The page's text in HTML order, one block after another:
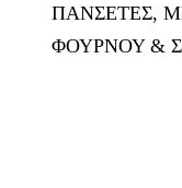
ΠΑΝΣΕΤΕΣ,
ΦΟΥΡΝΟΥ &